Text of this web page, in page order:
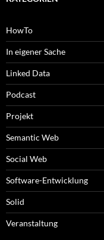
HowTo
In eigener Sache
Linked Data
Podcast
Projekt
Semantic Web
Social Web
Software-Entwicklung
Solid
Veranstaltung